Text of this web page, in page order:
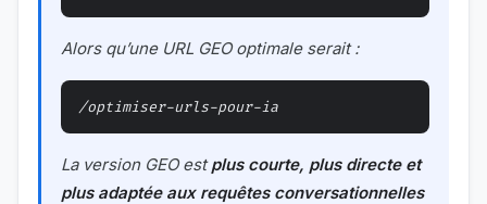
Alors qu’une URL GEO optimale serait :
La version GEO estplus courte, plus directe et
plus adaptée aux requêtes conversationnelles